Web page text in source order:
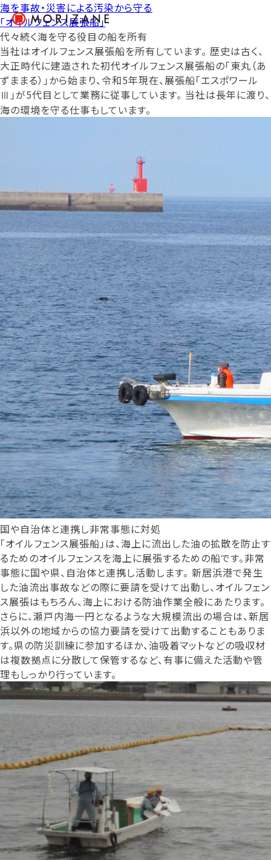
海を事故・災害による汚染から守る
「オイルフェンス展張船」
代々続く海を守る役目の船を所有
当社はオイルフェンス展張船を所有しています。 歴史は古く、
大正時代に建造された初代オイルフェンス展張船の「東丸（あ
ずままる）」から始まり、令和5年現在、展張船「エスポワール
Ⅲ」が5代目として業務に従事しています。 当社は長年に渡り、
海の環境を守る仕事もしています。
国や自治体と連携し非常事態に対処
「オイルフェンス展張船」は、海上に流出した油の拡散を防止す
るためのオイルフェンスを海上に展張するための船です。非常
事態に国や県、自治体と連携し活動します。 新居浜港で発生
した油流出事故などの際に要請を受けて出動し、オイルフェン
ス展張はもちろん、海上における防油作業全般にあたります。
さらに、瀬戸内海一円となるような大規模流出の場合は、新居
浜以外の地域からの協力要請を受けて出動することもありま
す。県の防災訓練に参加するほか、油吸着マットなどの吸収材
は複数拠点に分散して保管するなど、有事に備えた活動や管
理もしっかり行っています。